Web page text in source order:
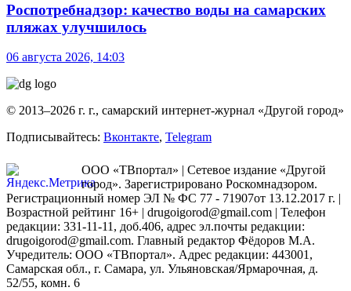
Роспотребнадзор: качество воды на самарских
пляжах улучшилось
06 августа 2026, 14:03
© 2013–2026 г. г., самарский интернет-журнал «Другой город»
Подписывайтесь: Вконтакте, Telegram
ООО «ТВпортал» | Сетевое издание «Другой
город». Зарегистрировано Роскомнадзором.
Регистрационный номер ЭЛ № ФС 77 - 71907от 13.12.2017 г. |
Возрастной рейтинг 16+ | drugoigorod@gmail.com | Телефон
редакции: 331-11-11, доб.406, адрес эл.почты редакции:
drugoigorod@gmail.com. Главный редактор Фёдоров М.А.
Учредитель: ООО «ТВпортал». Адрес редакции: 443001,
Самарская обл., г. Самара, ул. Ульяновская/Ярмарочная, д.
52/55, комн. 6